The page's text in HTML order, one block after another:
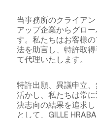
当事務所のクライア
アップ企業からグロ
す。私たちはお客様
法を助言し、特許取
て代理いたします。
特許出願、異議申立
活かし、私たちは常
決志向の結果を追求
として、GILLE